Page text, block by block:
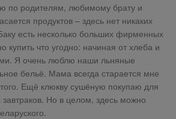
по родителям, любимому брату и
продуктов – здесь нет никаких
есть несколько больших фирменных
купить что угодно: начиная от хлеба и
Я очень люблю наши льняные
бельё. Мама всегда старается мне
Ещё клюкву сушёную покупаю для
Но в целом, здесь можно